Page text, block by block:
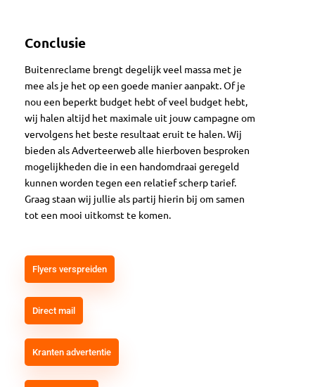
Conclusie
Buitenreclame brengt degelijk veel massa met je
mee als je het op een goede manier aanpakt. Of je
nou een beperkt budget hebt of veel budget hebt,
wij halen altijd het maximale uit jouw campagne om
vervolgens het beste resultaat eruit te halen. Wij
bieden als Adverteerweb alle hierboven besproken
mogelijkheden die in een handomdraai geregeld
kunnen worden tegen een relatief scherp tarief.
Graag staan wij jullie als partij hierin bij om samen
tot een mooi uitkomst te komen.
Flyers verspreiden
Direct mail
Kranten advertentie